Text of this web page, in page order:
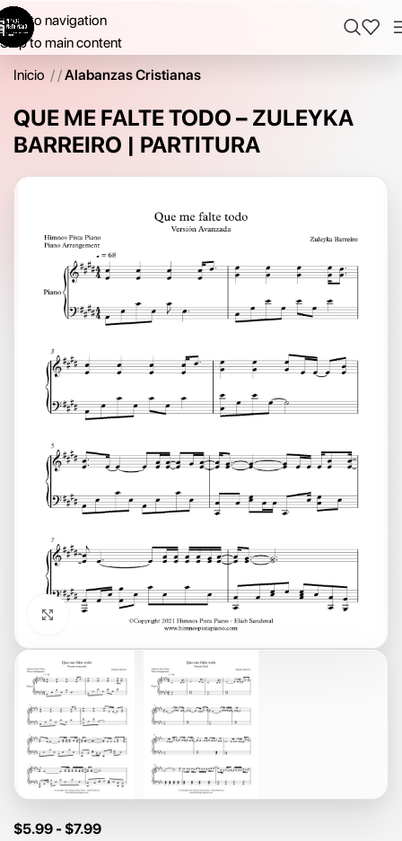
Skip to navigation
Skip to main content
Inicio / Alabanzas Cristianas
QUE ME FALTE TODO – ZULEYKA
BARREIRO | PARTITURA
Click to enlarge
$5.99 -$7.99